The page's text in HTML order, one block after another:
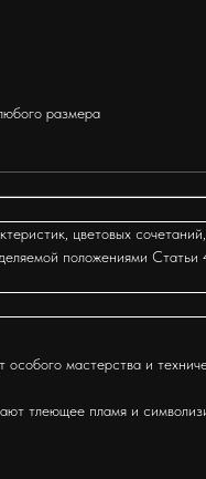
размера
цветовых
положениями
мастерства и
тлеющее пламя и